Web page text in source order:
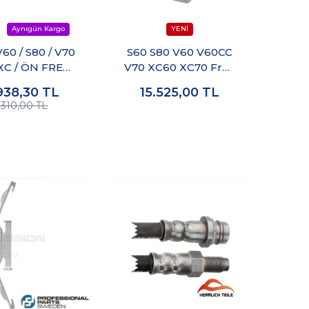
/ S80 / V70
/ ÖN FREN
TL
TL
S60 S80 V60 V60CC
V70 XC60 XC70 Fren
15.525,00 TL